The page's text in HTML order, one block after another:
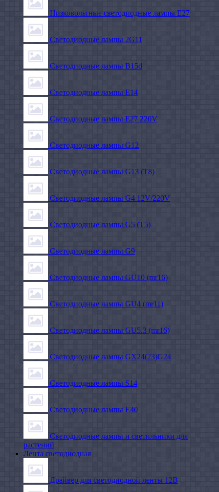
Низковольтные светодиодные лампы E27
Светодиодные лампы 2G11
Светодиодные лампы B15d
Светодиодные лампы E14
Светодиодные лампы E27 220V
Светодиодные лампы G12
Светодиодные лампы G13 (T8)
Светодиодные лампы G4 12V/220V
Светодиодные лампы G5 (T5)
Светодиодные лампы G9
Светодиодные лампы GU10 (mr16)
Светодиодные лампы GU4 (mr11)
Светодиодные лампы GU5.3 (mr16)
Светодиодные лампы GX24(23)G24
Светодиодные лампы S14
Светодиодные лампы Е40
Светодиодные лампы и светильники для
растений
Лента светодиодная
Драйвер для светодиодной ленты 12В